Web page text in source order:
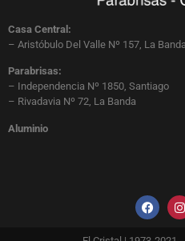
Casa Central:
– Aristóbulo Del Valle Nº 157, La
Parabrisas:
– Independencia Nº 1850, Santiago
– Rivadavia Nº 72, La Banda
Aluminio